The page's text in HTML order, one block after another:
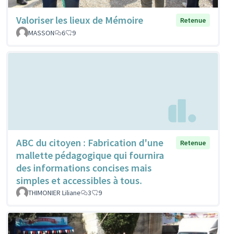
Valoriser les lieux de Mémoire
Retenue
MASSON
6 9
ABC du citoyen : Fabrication d'une
mallette pédagogique qui fournira
des informations concises mais
simples et accessibles à tous.
Retenue
THIMONIER Liliane 3 9